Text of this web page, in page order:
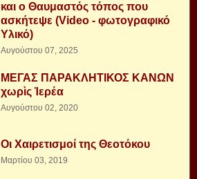
και ο Θαυμαστός τόπος που
ασκήτεψε (Video - φωτογραφικό
Υλικό)
Αυγούστου 07, 2025
ΜΕΓΑΣ ΠΑΡΑΚΛΗΤΙΚΟΣ ΚΑΝΩΝ
χωρὶς Ἱερέα
Αυγούστου 02, 2020
Οι Χαιρετισμοί της Θεοτόκου
Μαρτίου 03, 2019